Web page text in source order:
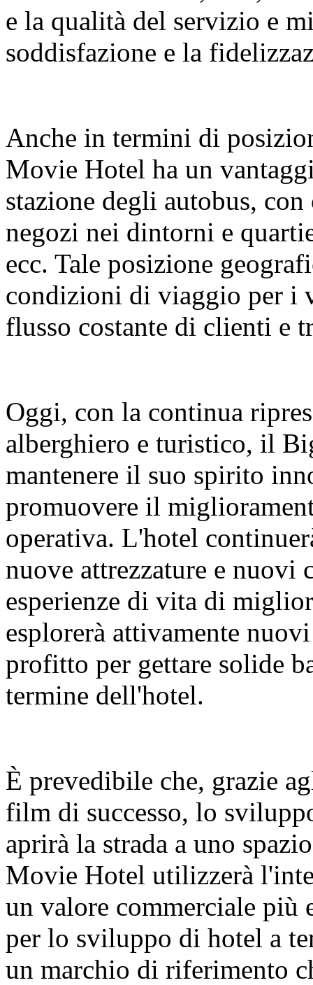
e la qualità del servizio e
soddisfazione e la
Anche in termini di
Movie Hotel ha un
stazione degli autobus,
negozi nei dintorni e
ecc. Tale posizione
condizioni di viaggio per i
flusso costante di clienti e
Oggi, con la continua
alberghiero e turistico, il
mantenere il suo spirito
promuovere il
operativa. L'hotel
nuove attrezzature e
esperienze di vita di
esplorerà attivamente
profitto per gettare solide
termine dell'hotel.
È prevedibile che, grazie
film di successo, lo
aprirà la strada a uno
Movie Hotel utilizzerà
un valore commerciale più
per lo sviluppo di hotel a
un marchio di riferimento